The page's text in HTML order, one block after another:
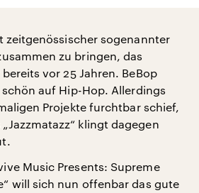
zeitgenössischer sogenannter
zu bringen, das
vor 25 Jahren. BeBop
auf Hip-Hop. Allerdings
Projekte furchtbar schief,
klingt dagegen
Music Presents: Supreme
will sich nun offenbar das gute